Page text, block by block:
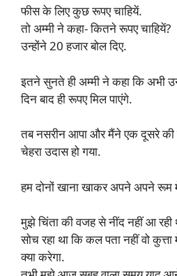
फीस के लिए कुछ रूपए चाहियें.
तो अम्मी ने कहा- कितने रूपए चाहियें?
उन्होंने 20 हजार बोल दिए.
इतने सुनते ही अम्मी ने कहा कि अभी
दिन बाद ही रूपए मिल पाएंगे.
तब नसरीन आपा और मैंने एक दूसरे की
चेहरा उदास हो गया.
हम दोनों खाना खाकर अपने अपने रूम
मुझे चिंता की वजह से नींद नहीं आ
सोच रहा था कि कल पता नहीं वो
क्या करेगा.